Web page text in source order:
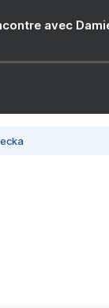
avec